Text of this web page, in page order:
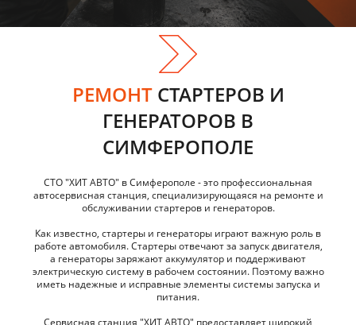
РЕМОНТ СТАРТЕРОВ И
ГЕНЕРАТОРОВ В
СИМФЕРОПОЛЕ
СТО "ХИТ АВТО" в Симферополе - это профессиональная
автосервисная станция, специализирующаяся на ремонте и
обслуживании стартеров и генераторов.
Как известно, стартеры и генераторы играют важную роль в
работе автомобиля. Стартеры отвечают за запуск двигателя,
а генераторы заряжают аккумулятор и поддерживают
электрическую систему в рабочем состоянии. Поэтому важно
иметь надежные и исправные элементы системы запуска и
питания.
Сервисная станция "ХИТ АВТО" предоставляет широкий